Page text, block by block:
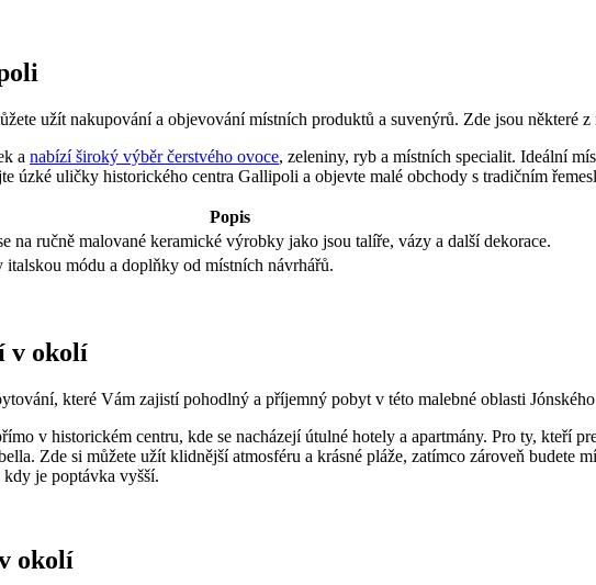
užít nakupování a objevování místních produktů a suvenýrů. Zde jsou některé z
a nabízí široký výběr čerstvého ovoce, zeleniny, ryb a místních specialit. Ideální
úzké uličky historického centra Gallipoli a objevte malé obchody s tradičním
Popis
na ručně malované keramické výrobky jako jsou talíře, vázy a další dekorace.
italskou módu a doplňky od místních návrhářů.
v okolí
které Vám zajistí pohodlný a příjemný pobyt v této malebné oblasti
v historickém centru, kde se nacházejí útulné hotely a apartmány. Pro ty, kteří
Zde si můžete užít klidnější atmosféru a krásné pláže, zatímco zároveň budete
je poptávka vyšší.
okolí